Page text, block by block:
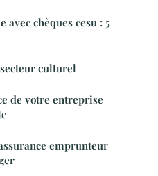
avec chèques cesu : 5
culturel
de votre entreprise
emprunteur